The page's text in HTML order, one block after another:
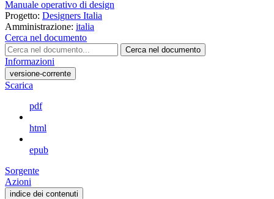
Manuale operativo di design
Progetto: Designers Italia
Amministrazione: italia
Cerca nel documento
Cerca nel documento
Informazioni
versione-corrente
Scarica
pdf
html
epub
Sorgente
Azioni
indice dei contenuti